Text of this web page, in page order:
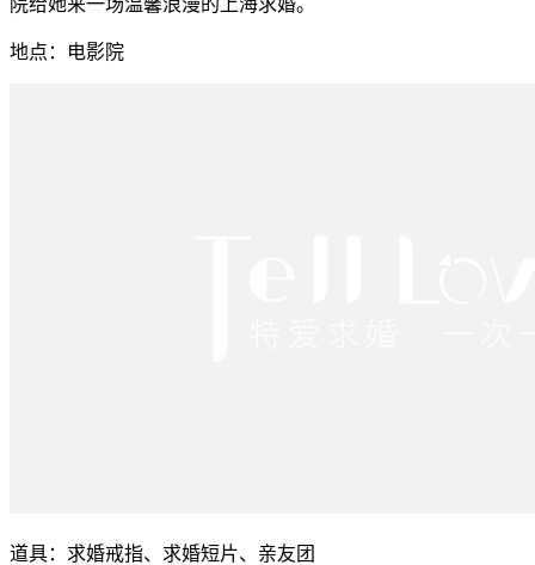
地点：电影院
道具：求婚戒指、求婚短片、亲友团